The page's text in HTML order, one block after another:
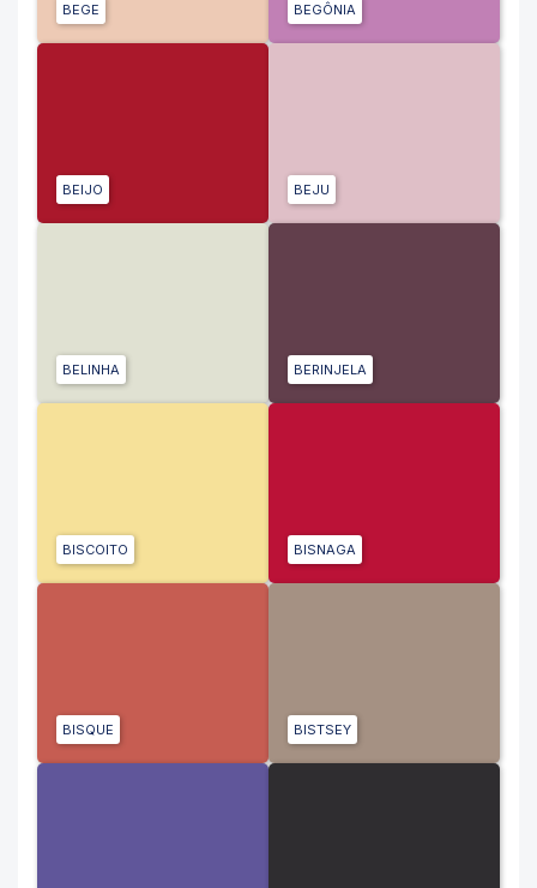
BEGE BEGÔNIA
BEIJO BEJU
BELINHA BERINJELA
BISCOITO BISNAGA
BISQUE BISTSEY